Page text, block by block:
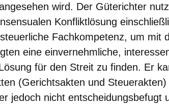
wird. Der Güterichter
Konfliktlösung
Fachkompetenz, um mit
eine einvernehmliche,
für den Streit zu finden. Er
(Gerichtsakten und
jedoch nicht entscheidungsbefugt